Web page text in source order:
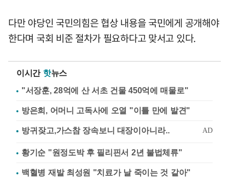
다만 야당인 국민의힘은 협상 내용을 국민에게 공개해야
한다며 국회 비준 절차가 필요하다고 맞서고 있다.
이시간 핫뉴스
"서장훈, 28억에 산 서초 건물 450억에 매물로"
방은희, 어머니 고독사에 오열 "이틀 만에 발견"
황기순 "원정도박 후 필리핀서 2년 불법체류"
백혈병 재발 최성원 "치료가 날 죽이는 것 같아"